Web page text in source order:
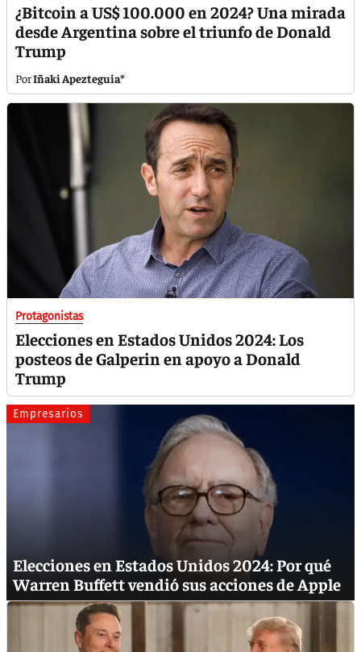
¿Bitcoin a US$ 100.000 en 2024? Una mirada
desde Argentina sobre el triunfo de Donald
Trump
Iñaki Apezteguia*
Protagonistas
Elecciones en Estados Unidos 2024: Los
posteos de Galperin en apoyo a Donald
Trump
Empresarios
Elecciones en Estados Unidos 2024: Por qué
Warren Buffett vendió sus acciones de Apple